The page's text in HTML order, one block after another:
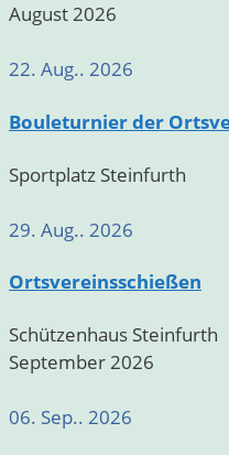
August 2026
22. Aug.. 2026
Bouleturnier der
Sportplatz Steinfurth
29. Aug.. 2026
Ortsvereinsschießen
Schützenhaus Steinfurth
September 2026
06. Sep.. 2026